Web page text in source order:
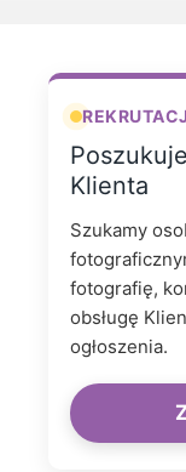
Klienta
Szukamy
fotografię,
obsługę
ogłoszenia.